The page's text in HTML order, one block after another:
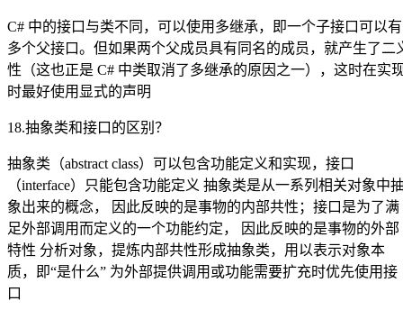
C# 中的接口与类不同，可以使用多继承，即一个子接口可以有
多个父接口。但如果两个父成员具有同名的成员，就产生了二
性（这也正是 C# 中类取消了多继承的原因之一），这时在实
时最好使用显式的声明
18.抽象类和接口的区别？
抽象类（abstract class）可以包含功能定义和实现，接口
（interface）只能包含功能定义 抽象类是从一系列相关对象中
象出来的概念， 因此反映的是事物的内部共性；接口是为了满
足外部调用而定义的一个功能约定， 因此反映的是事物的外部
特性 分析对象，提炼内部共性形成抽象类，用以表示对象本
质，即“是什么” 为外部提供调用或功能需要扩充时优先使用接
口